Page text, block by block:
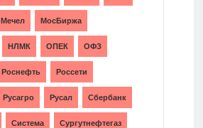
Мечел МосБиржа
НЛМК ОПЕК ОФЗ
Роснефть Россети
Русагро Русал Сбербанк
Система Сургутнефтегаз